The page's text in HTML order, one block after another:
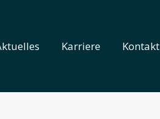
Karriere Kontakt